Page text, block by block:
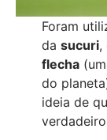
Foram
da sucuri,
flecha
do
ideia de